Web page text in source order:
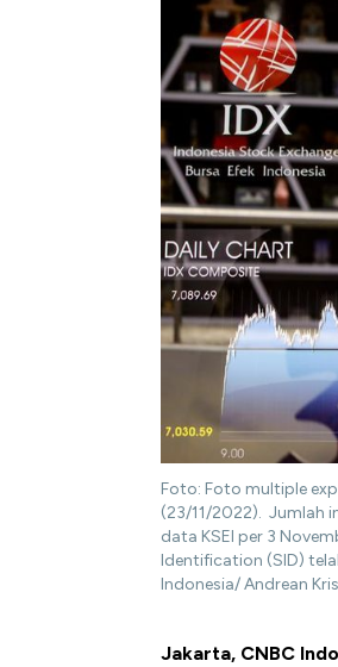
Foto: Foto multiple
(23/11/2022). Jumlah
data KSEI per 3
Identification (SID)
Indonesia/ Andrean
Jakarta, CNBC